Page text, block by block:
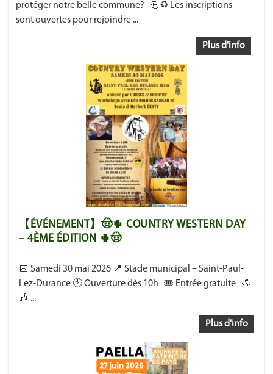
protéger notre belle commune? 💪♻️ Les inscriptions
sont ouvertes pour rejoindre ...
Plus d'info
【ÉVÉNEMENT】🤠🌵 COUNTRY WESTERN DAY
– 4ÈME ÉDITION 🌵🤠
📅 Samedi 30 mai 2026 📍 Stade municipal – Saint-Paul-
Lez-Durance 🕙 Ouverture dès 10h 🎟️ Entrée gratuite 🐴
🎶 ...
Plus d'info